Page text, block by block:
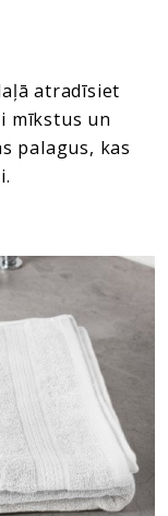
atradīsiet
mīkstus un
palagus, kas